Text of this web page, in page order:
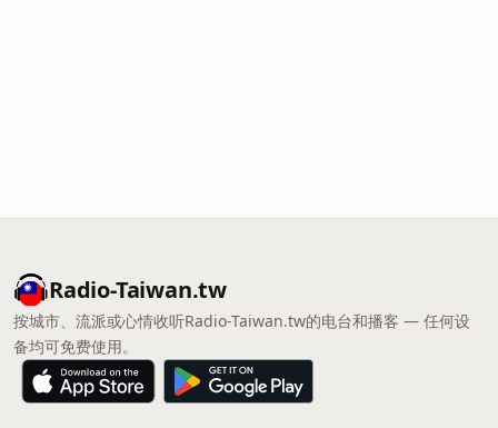
Radio-Taiwan.tw
按城市、流派或心情收听Radio-Taiwan.tw的电台和播客 — 任何设
备均可免费使用。